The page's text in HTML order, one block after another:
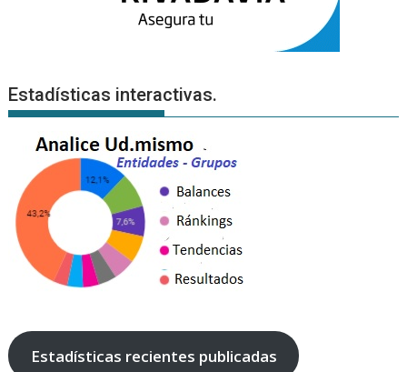
Estadísticas interactivas.
Estadísticas recientes publicadas